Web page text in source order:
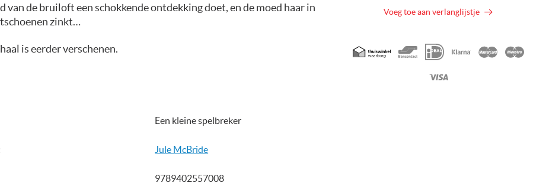
van de bruiloft een schokkende ontdekking doet, en de moed haar in
zinkt…
is eerder verschenen.
Een kleine spelbreker
Jule McBride
9789402557008
Voeg toe aan verlanglijstje
Geaccepteerde
betaalmethoden